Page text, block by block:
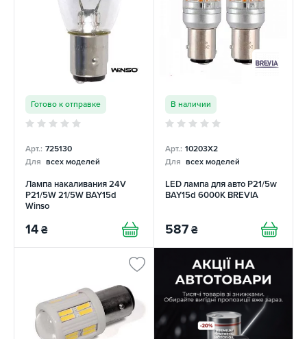
Готово к отправке
Арт.: 725130
Для всех моделей
Лампа накаливания 24V
P21/5W 21/5W BAY15d
Winso
14 ₴
В наличии
Арт.: 10203X2
Для всех моделей
LED лампа для авто P21/5w
BAY15d 6000K BREVIA
587 ₴